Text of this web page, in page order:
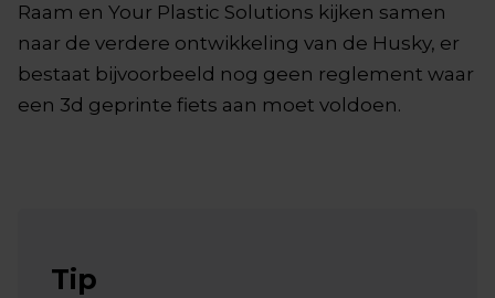
Raam en Your Plastic Solutions kijken samen
naar de verdere ontwikkeling van de Husky, er
bestaat bijvoorbeeld nog geen reglement waar
een 3d geprinte fiets aan moet voldoen.
Tip